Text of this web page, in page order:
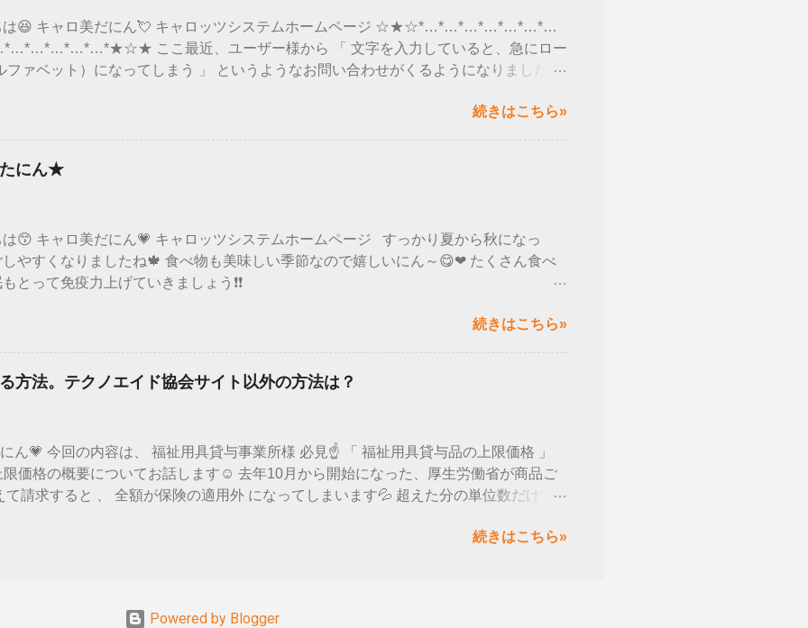
は😆 キャロ美だにん💘 キャロッツシステムホームページ ☆★☆*…*…*…*…*…*…*…
ここ最近、ユーザー様から 「 文字を入力していると、急にロー
ファベット）になってしまう 」 というようなお問い合わせがくるようになりました😮
いました🙌 全部のWindows10のパソコンにこの現象が出るのではなく、 バージョン
のバージョンに当てはまるという方は、一時的な回避策が マイクロソフト社のHPで公
す ではまた次の更新で！ バイバイだにん💙💜💛💚 キャロッツシステムホームページ
続きはこちら»
たにん★
は😙 キャロ美だにん💗 キャロッツシステムホームページ すっかり夏から秋になっ
しやすくなりましたね🍁 食べ物も美味しい季節なので嬉しいにん～😋❤ たくさん食べ
とって免疫力上げていきましょう❗❗
じゃーーん(^O^)／ 見た目が可愛いだけじゃなく、ふわふわで美味しか
形が多いので、うさぎはレアですよね💥 味もバターたっぷりで、甘くて美味しかっ
続きはこちら»
方法。テクノエイド協会サイト以外の方法は？
ん💗 今回の内容は、 福祉用具貸与事業所様 必見☝ 「 福祉用具貸与品の上限価格 」
限価格の概要についてお話します☺ 去年10月から開始になった、厚生労働省が商品ご
請求すると 、 全額が保険の適用外 になってしまいます💦 超えた分の単位数だけで
価格」 と検索🔍すると 今なら厚生労働省の該当ページがトップで表示されるにん❕
緒に掲載されているので合わせて確認できます👌 リストの一覧に福祉用具の商品す
続きはこちら»
Powered by Blogger